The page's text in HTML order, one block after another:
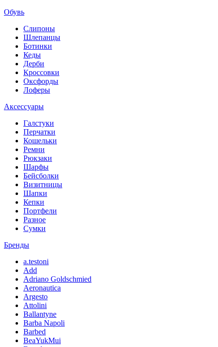
Обувь
Слипоны
Шлепанцы
Ботинки
Кеды
Дерби
Кроссовки
Оксфорды
Лоферы
Аксессуары
Галстуки
Перчатки
Кошельки
Ремни
Рюкзаки
Шарфы
Бейсболки
Визитницы
Шапки
Кепки
Портфели
Разное
Сумки
Бренды
a.testoni
Add
Adriano Goldschmied
Aeronautica
Argesto
Attolini
Ballantyne
Barba Napoli
Barbed
BeaYukMui